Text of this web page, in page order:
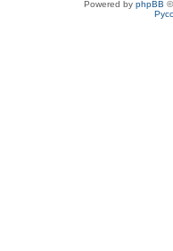
Powered by phpBB